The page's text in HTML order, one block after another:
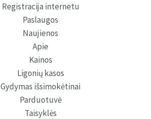
Registracija internetu
Paslaugos
Naujienos
Apie
Kainos
Ligonių kasos
Gydymas išsimokėtinai
Parduotuvė
Taisyklės